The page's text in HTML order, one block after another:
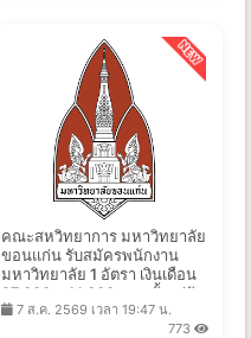
คณะสหวิทยาการ มหาวิทยาลัย
ขอนแก่น รับสมัครพนักงาน
มหาวิทยาลัย 1 อัตรา เงินเดือน
27,000 - 41,000 บาท ตั้งแต่วัน
ที่ 7 ส.ค. - 13 พ.ย. 2569
7 ส.ค. 2569 เวลา 19:47 น.
773